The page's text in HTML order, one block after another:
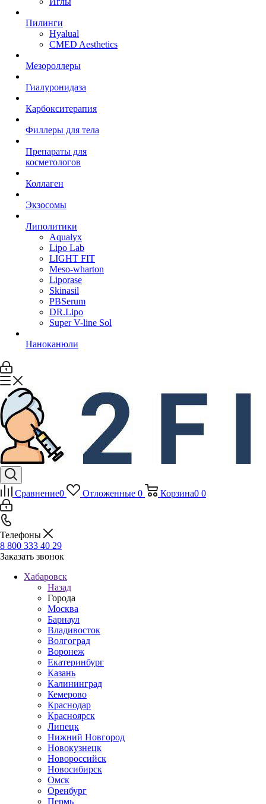
Пилинги
Hyalual
CMED Aesthetics
Мезороллеры
Гиалуронидаза
Карбокситерапия
Филлеры для тела
Препараты для
косметологов
Коллаген
Экзосомы
Липолитики
Aqualyx
Lipo Lab
LIGHT FIT
Meso-wharton
Liporase
Skinasil
PBSerum
DR.Lipo
Super V-line Sol
Наноканюли
Сравнение0 Отложенные 0 Корзина0 0
Телефоны
8 800 333 40 29
Заказать звонок
Хабаровск
Назад
Города
Москва
Барнаул
Владивосток
Волгоград
Воронеж
Екатеринбург
Казань
Калининград
Кемерово
Краснодар
Красноярск
Липецк
Нижний Новгород
Новокузнецк
Новороссийск
Новосибирск
Омск
Оренбург
Пермь